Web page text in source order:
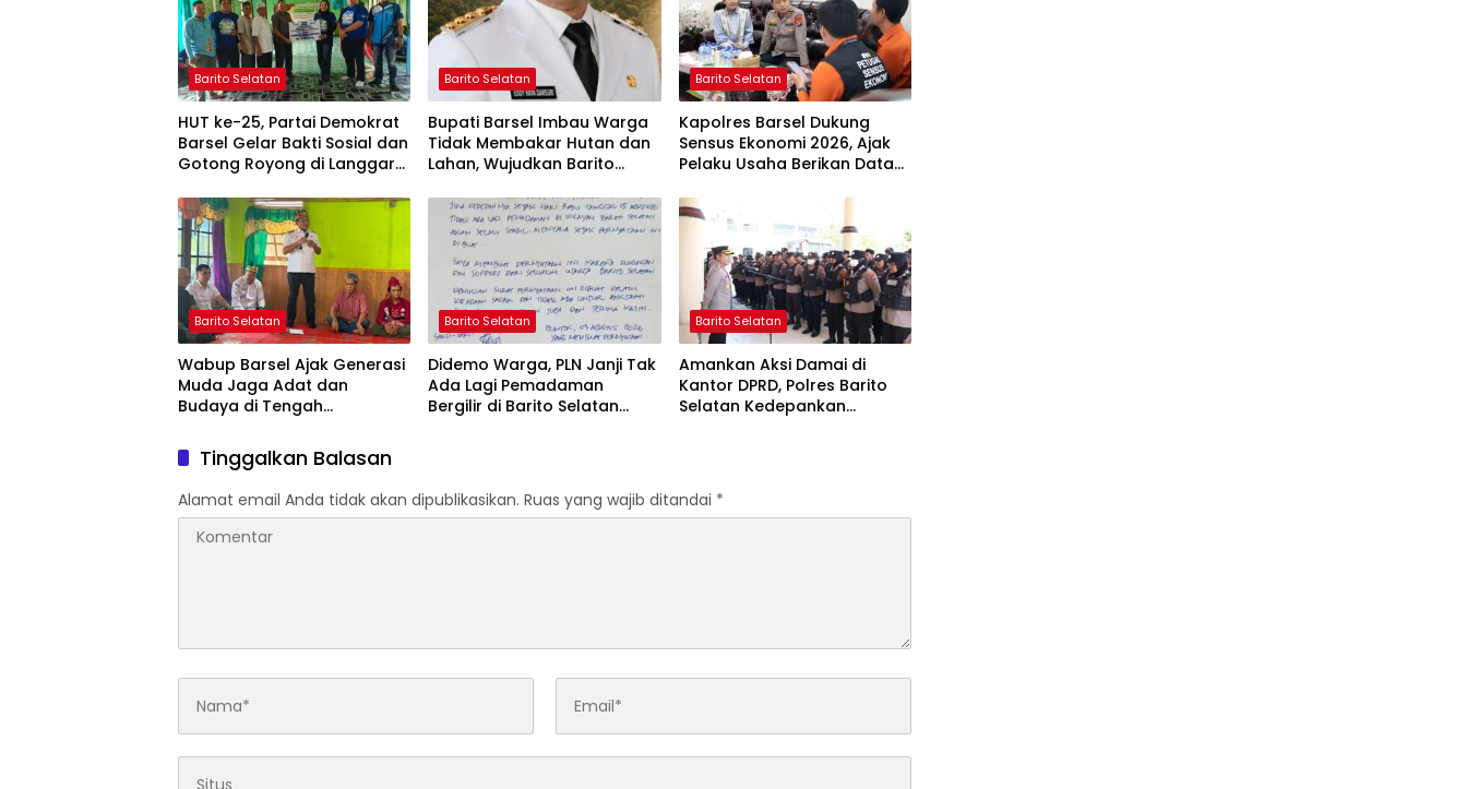
Barito Selatan
HUT ke-25, Partai Demokrat
Barsel Gelar Bakti Sosial dan
Gotong Royong di Langgar
Barito Selatan
Bupati Barsel Imbau Warga
Tidak Membakar Hutan dan
Lahan, Wujudkan Barito
Barito Selatan
Kapolres Barsel Dukung
Sensus Ekonomi 2026, Ajak
Pelaku Usaha Berikan Data
Barito Selatan
Wabup Barsel Ajak Generasi
Muda Jaga Adat dan
Budaya di Tengah
Barito Selatan
Didemo Warga, PLN Janji Tak
Ada Lagi Pemadaman
Bergilir di Barito Selatan
Barito Selatan
Amankan Aksi Damai di
Kantor DPRD, Polres Barito
Selatan Kedepankan
Tinggalkan Balasan
Alamat email Anda tidak akan dipublikasikan. Ruas yang wajib ditandai *